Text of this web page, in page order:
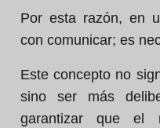
Por esta razón, en
con comunicar; es
Este concepto no
sino ser más
garantizar que el